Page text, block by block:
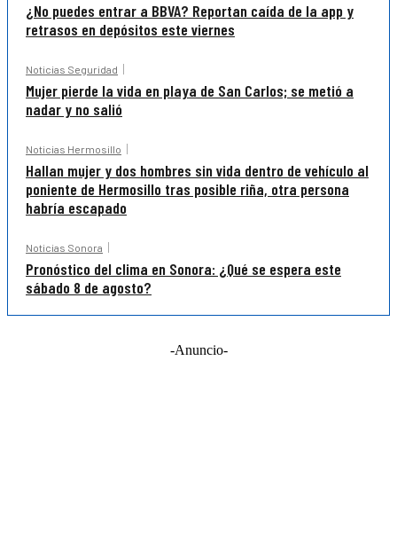
¿No puedes entrar a BBVA? Reportan caída de la app y
retrasos en depósitos este viernes
Noticias Seguridad
Mujer pierde la vida en playa de San Carlos; se metió a
nadar y no salió
Noticias Hermosillo
Hallan mujer y dos hombres sin vida dentro de vehículo al
poniente de Hermosillo tras posible riña, otra persona
habría escapado
Noticias Sonora
Pronóstico del clima en Sonora: ¿Qué se espera este
sábado 8 de agosto?
-Anuncio-